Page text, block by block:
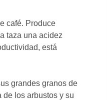
café. Produce
taza una acidez
está
grandes granos de
de los arbustos y su